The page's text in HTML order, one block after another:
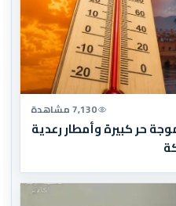
7,130 مشاهدة
حر كبيرة وأمطار رعدية